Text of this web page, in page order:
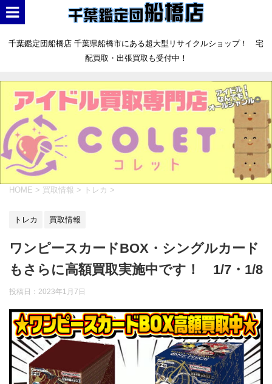
千葉鑑定団船橋店 千葉県船橋市にある超大型リサイクルショップ！ 宅
配買取・出張買取も受付中！
HOME > 買取情報 > トレカ >
トレカ 買取情報
ワンピースカードBOX・シングルカード
もさらに高額買取実施中です！ 1/7・1/8
投稿日： 2023年1月7日